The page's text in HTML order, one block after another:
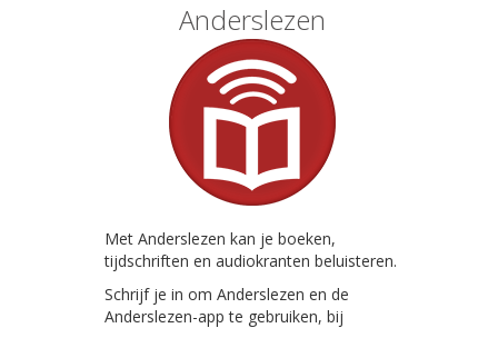
Anderslezen
Met Anderslezen kan je boeken,
tijdschriften en audiokranten beluisteren.
Schrijf je in om Anderslezen en de
Anderslezen-app te gebruiken, bij